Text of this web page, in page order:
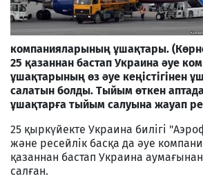
компанияларының ұшақтары.
25 қазаннан бастап Украина әуе
ұшақтарының өз әуе кеңістігінен
салатын болды. Тыйым өткен
ұшақтарға тыйым салуына жауап
25 қыркүйекте Украина билігі
және ресейлік басқа да әуе
қазаннан бастап Украина
салған.